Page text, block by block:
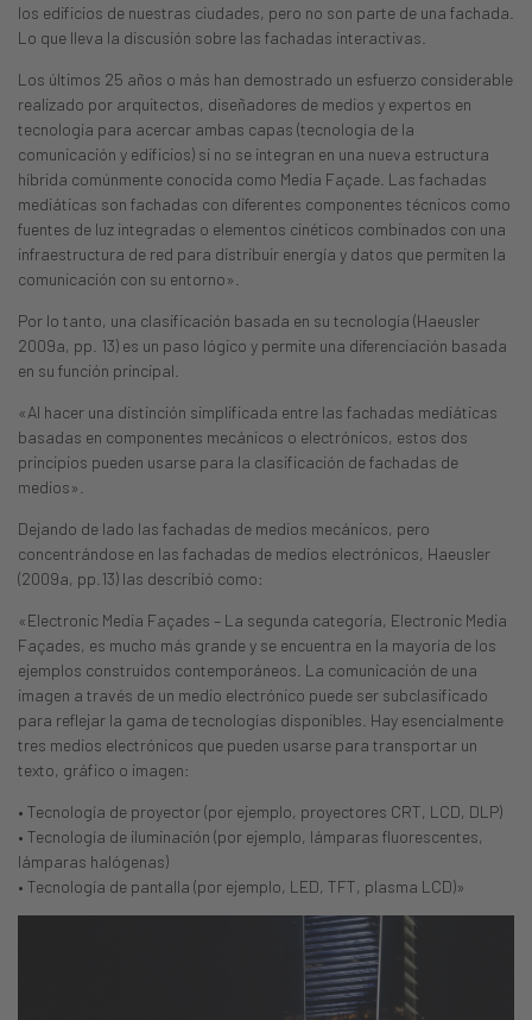
los edificios de nuestras ciudades, pero no son parte de una fachada.
Lo que lleva la discusión sobre las fachadas interactivas.
Los últimos 25 años o más han demostrado un esfuerzo considerable
realizado por arquitectos, diseñadores de medios y expertos en
tecnología para acercar ambas capas (tecnología de la
comunicación y edificios) si no se integran en una nueva estructura
híbrida comúnmente conocida como Media Façade. Las fachadas
mediáticas son fachadas con diferentes componentes técnicos como
fuentes de luz integradas o elementos cinéticos combinados con una
infraestructura de red para distribuir energía y datos que permiten la
comunicación con su entorno».
Por lo tanto, una clasificación basada en su tecnología (Haeusler
2009a, pp. 13) es un paso lógico y permite una diferenciación basada
en su función principal.
«Al hacer una distinción simplificada entre las fachadas mediáticas
basadas en componentes mecánicos o electrónicos, estos dos
principios pueden usarse para la clasificación de fachadas de
medios».
Dejando de lado las fachadas de medios mecánicos, pero
concentrándose en las fachadas de medios electrónicos, Haeusler
(2009a, pp.13) las describió como:
«Electronic Media Façades – La segunda categoría, Electronic Media
Façades, es mucho más grande y se encuentra en la mayoría de los
ejemplos construidos contemporáneos. La comunicación de una
imagen a través de un medio electrónico puede ser subclasificado
para reflejar la gama de tecnologías disponibles. Hay esencialmente
tres medios electrónicos que pueden usarse para transportar un
texto, gráfico o imagen:
• Tecnología de proyector (por ejemplo, proyectores CRT, LCD, DLP)
• Tecnología de iluminación (por ejemplo, lámparas fluorescentes,
lámparas halógenas)
• Tecnología de pantalla (por ejemplo, LED, TFT, plasma LCD)»